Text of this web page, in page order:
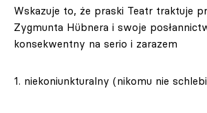
Wskazuje to, że praski Teatr traktuje
Zygmunta Hübnera i swoje
konsekwentny na serio i zarazem
1. niekoniunkturalny (nikomu nie